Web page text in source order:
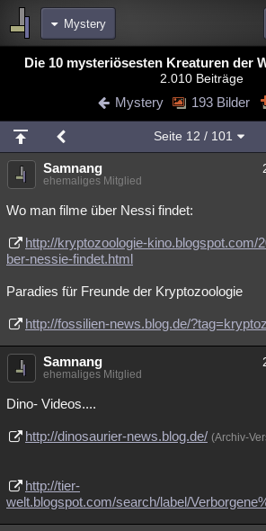
Mystery
Bereiche
Blogs Videos
Chat Wiki Neuigkeiten
meine Rubriken
Menschen Wissenschaft
Spiritualität Verschwörungen
Natur Umfragen Unterhaltung
Philosophie Träume Orte Esoterik
Astronomie Helpdesk Gruppen
Musik Clash Verbesserungen
Die 10 mysteriösesten Kreaturen der
2.010 Beiträge
Mystery 193 Bilder
Seite 12 / 101
Samnang
ehemaliges Mitglied
Wo man filme über Nessi findet:
http://kryptozoologie-kino.blogspot.com/
ber-nessie-findet.html
Paradies für Freunde der Kryptozoologie
http://fossilien-news.blog.de/
Samnang
ehemaliges Mitglied
Dino- Videos....
http://dinosaurier-news.blog.de/ (Archiv-
http://tier-
welt.blogspot.com/search/label/